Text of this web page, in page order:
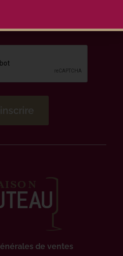
de ventes